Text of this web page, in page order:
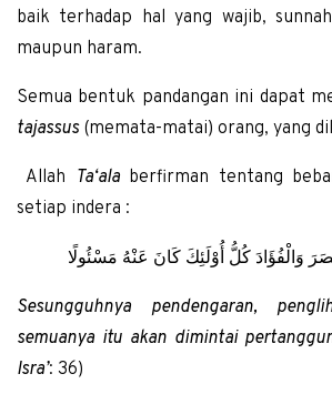
baik terhadap hal yang wajib,
maupun haram.
Semua bentuk pandangan ini dapat
tajassus(memata-matai) orang, yang
Allah Ta‘alaberfirman tentang
setiap indera :
وَالْفُؤَادَ كُلُّ أُوْلَئِكَ كَانَ عَنْهُ مَسْئُولًا
Sesungguhnya pendengaran,
semuanya itu akan dimintai
Isra’: 36)